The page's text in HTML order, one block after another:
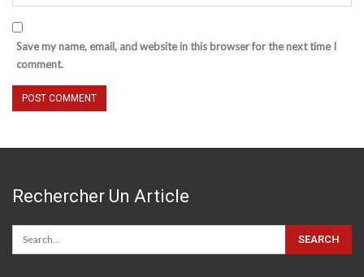
Save my name, email, and website in this browser for the next time I
comment.
Rechercher Un Article